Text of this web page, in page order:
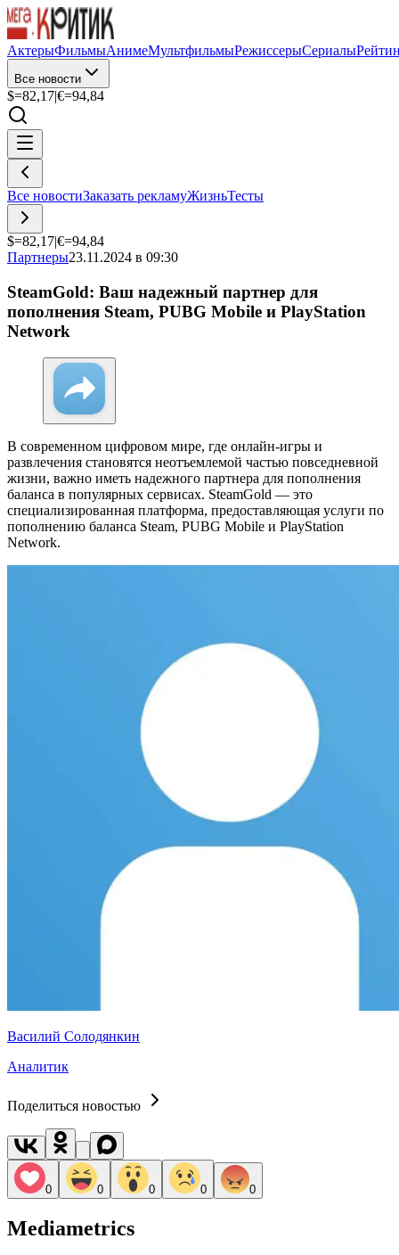
АктерыФильмыАнимеМультфильмыРежиссерыСериалы
Все новости
$=82,17|€=94,84
Все новостиЗаказать рекламуЖизньТесты
$=82,17|€=94,84
Партнеры23.11.2024 в 09:30
SteamGold: Ваш надежный партнер для
пополнения Steam, PUBG Mobile и PlayStation
Network
В современном цифровом мире, где онлайн-игры и
развлечения становятся неотъемлемой частью повседневной
жизни, важно иметь надежного партнера для пополнения
баланса в популярных сервисах. SteamGold — это
специализированная платформа, предоставляющая услуги по
пополнению баланса Steam, PUBG Mobile и PlayStation
Network.
Василий Солодянкин
Аналитик
Поделиться новостью
0 0 0 0 0
Mediametrics